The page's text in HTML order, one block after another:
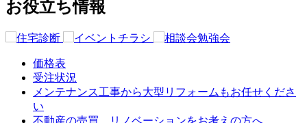
お役立ち情報
価格表
受注状況
メンテナンス工事から大型リフォームもお任せくださ
い
不動産の売買、リノベーションをお考えの方へ